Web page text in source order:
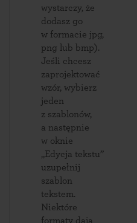
wystarczy, że
dodasz go
w formacie jpg,
png lub bmp).
Jeśli chcesz
zaprojektować
wzór, wybierz
jeden
z szablonów,
a następnie
w oknie
„Edycja tekstu”
uzupełnij
szablon
tekstem.
Niektóre
formaty dają